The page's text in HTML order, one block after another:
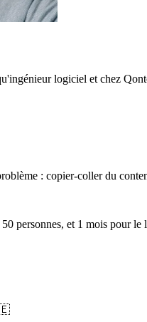
logiciel et chez
: copier-coller du
personnes, et 1 mois pour le